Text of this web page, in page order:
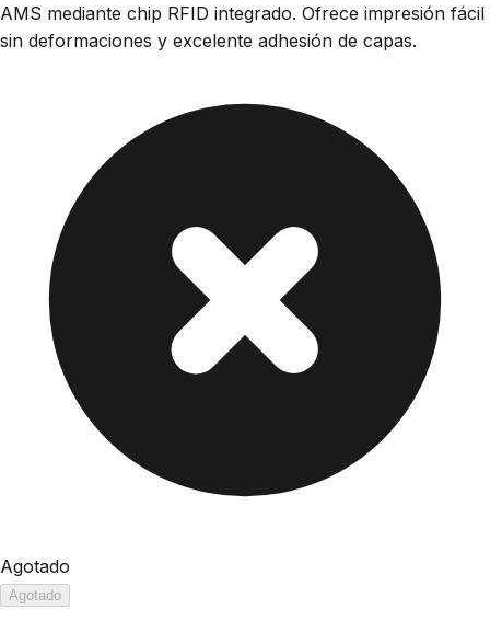
AMS mediante chip RFID integrado. Ofrece impresión fácil
sin deformaciones y excelente adhesión de capas.
Agotado
Agotado